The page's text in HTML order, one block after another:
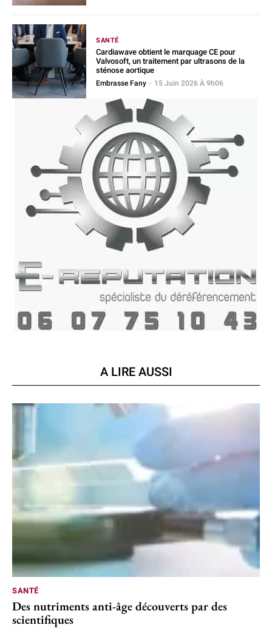
SANTÉ
Cardiawave obtient le marquage CE pour
Valvosoft, un traitement par ultrasons de la
sténose aortique
Embrasse Fany - 15 Juin 2026 À 9h06
A LIRE AUSSI
SANTÉ
Des nutriments anti-âge découverts par des
scientifiques